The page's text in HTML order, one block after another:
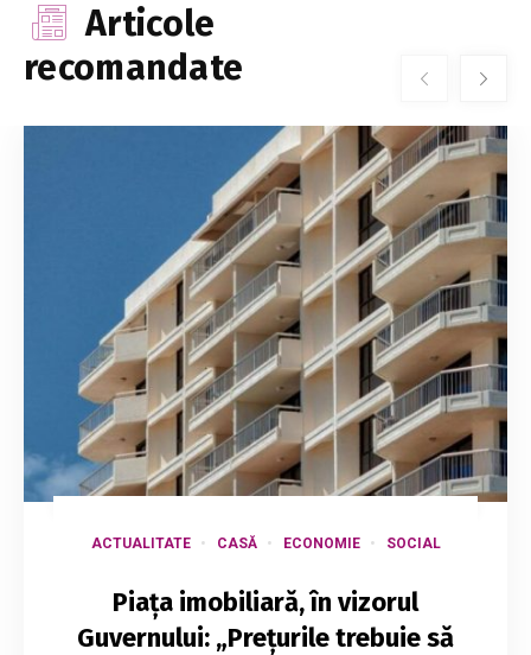
Articole
recomandate
ACTUALITATE CASĂ ECONOMIE SOCIAL
Piața imobiliară, în vizorul
Guvernului: „Prețurile trebuie să